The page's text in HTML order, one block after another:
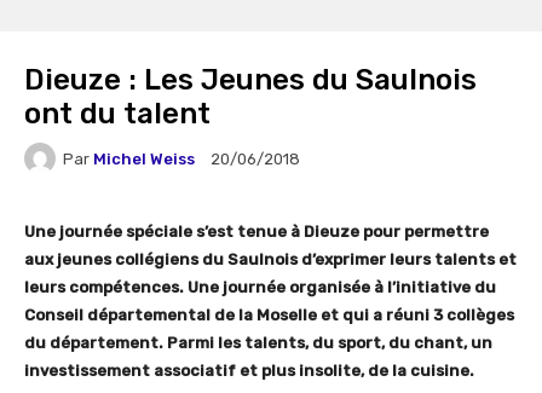
Dieuze : Les Jeunes du Saulnois
ont du talent
Par Michel Weiss 20/06/2018
Une journée spéciale s’est tenue à Dieuze pour permettre
aux jeunes collégiens du Saulnois d’exprimer leurs talents et
leurs compétences. Une journée organisée à l’initiative du
Conseil départemental de la Moselle et qui a réuni 3 collèges
du département. Parmi les talents, du sport, du chant, un
investissement associatif et plus insolite, de la cuisine.